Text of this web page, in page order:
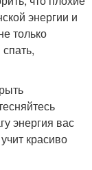
энергии и
только
энергия вас
красиво